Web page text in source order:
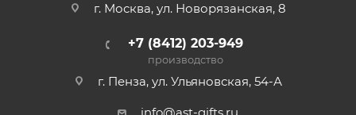
г. Москва, ул. Новорязанская, 8
+7 (8412) 203-949
производство
г. Пенза, ул. Ульяновская, 54-А